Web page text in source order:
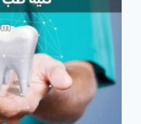
مستوى
البكالوريوس
والماجستير،
القبول،
والتقديم